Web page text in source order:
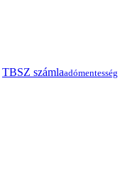
TBSZ számlaadómentesség